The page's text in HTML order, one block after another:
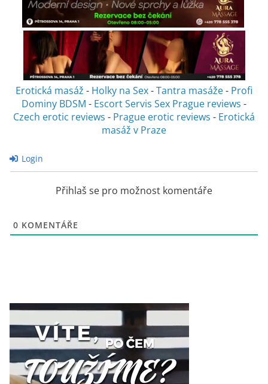
Erotická masáž - Holky na Sex-Tantra masáže- Profi
Dominy BDSM - Escort Servis Sex Prague reviews -
Czech erotic reviews - Prague erotic reviews - Erotická
masáž v Praze
Login
Přihlaš se pro možnost komentáře
0 KOMENTÁŘE